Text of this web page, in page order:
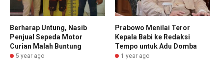
Berharap Untung, Nasib
Penjual Sepeda Motor
Curian Malah Buntung
5 year ago
Prabowo Menilai Teror
Kepala Babi ke Redaksi
Tempo untuk Adu Domba
1 year ago